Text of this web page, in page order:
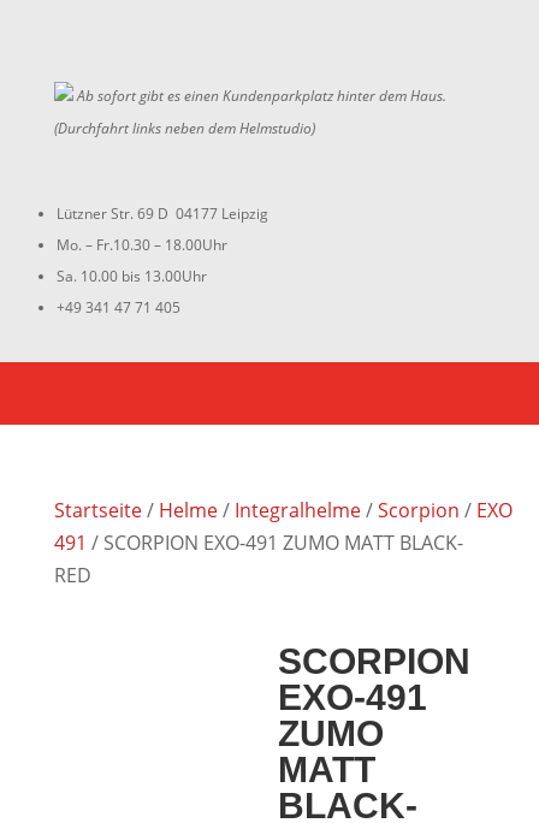
Ab sofort gibt es einen Kundenparkplatz hinter dem Haus.
(Durchfahrt links neben dem Helmstudio)
Lützner Str. 69 D 04177 Leipzig
Mo. – Fr.10.30 – 18.00Uhr
Sa. 10.00 bis 13.00Uhr
+49 341 47 71 405
Startseite/ Helme/ Integralhelme/Scorpion / EXO
491 / SCORPION EXO-491 ZUMO MATT BLACK-
RED
SCORPION
EXO-491
ZUMO
MATT
BLACK-